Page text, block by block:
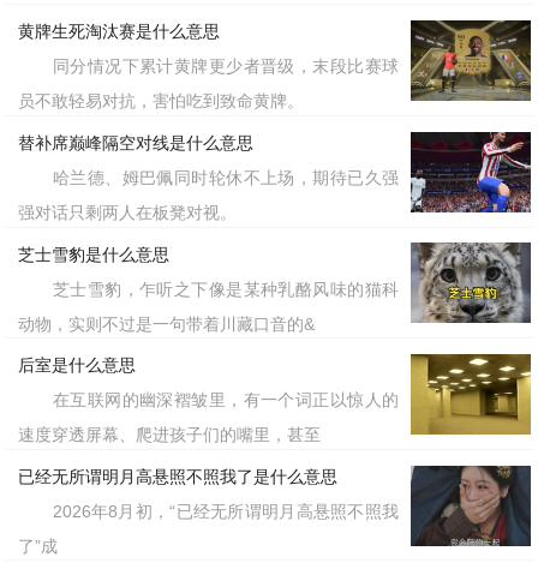
黄牌生死淘汰赛是什么意思
同分情况下累计黄牌更少者晋级，末段比赛球
员不敢轻易对抗，害怕吃到致命黄牌。
替补席巅峰隔空对线是什么意思
哈兰德、姆巴佩同时轮休不上场，期待已久强
强对话只剩两人在板凳对视。
芝士雪豹是什么意思
芝士雪豹，乍听之下像是某种乳酪风味的猫科
动物，实则不过是一句带着川藏口音的&
后室是什么意思
在互联网的幽深褶皱里，有一个词正以惊人的
速度穿透屏幕、爬进孩子们的嘴里，甚至
已经无所谓明月高悬照不照我了是什么意思
2026年8月初，“已经无所谓明月高悬照不照我
了”成